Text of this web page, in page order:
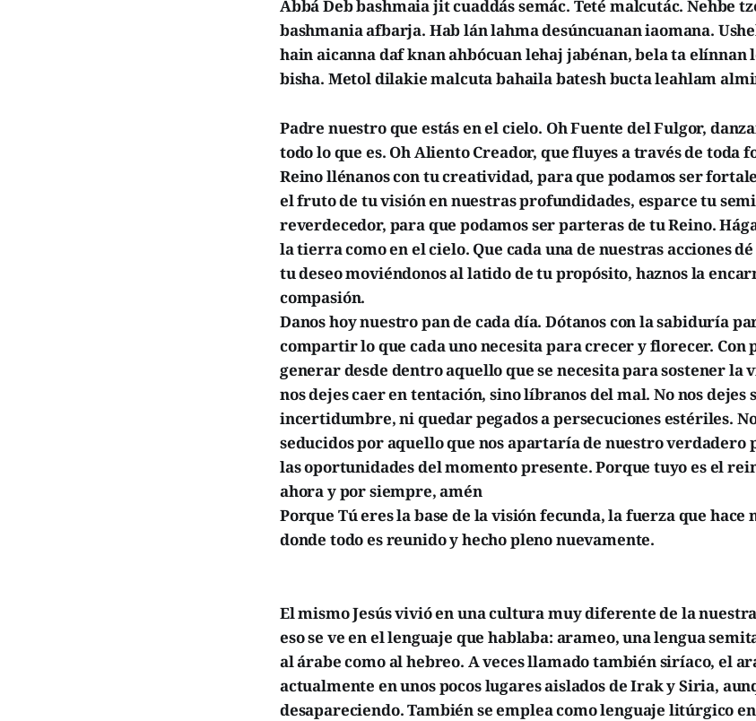
Abbá Deb bashmaia jit cuaddás semác. Teté malcutác. Nehbe
bashmania afbarja. Hab lán lahma desúncuanan iaomana.
hain aicanna daf knan ahbócuan lehaj jabénan, bela ta elínnan
bisha. Metol dilakie malcuta bahaila batesh bucta leahlam
Padre nuestro que estás en el cielo. Oh Fuente del Fulgor,
todo lo que es. Oh Aliento Creador, que fluyes a través de toda
Reino llénanos con tu creatividad, para que podamos ser
el fruto de tu visión en nuestras profundidades, esparce tu
reverdecedor, para que podamos ser parteras de tu Reino.
la tierra como en el cielo. Que cada una de nuestras acciones
tu deseo moviéndonos al latido de tu propósito, haznos la
compasión.
Danos hoy nuestro pan de cada día. Dótanos con la sabiduría
compartir lo que cada uno necesita para crecer y florecer. Con
generar desde dentro aquello que se necesita para sostener la
nos dejes caer en tentación, sino líbranos del mal. No nos dejes
incertidumbre, ni quedar pegados a persecuciones estériles.
seducidos por aquello que nos apartaría de nuestro verdadero
las oportunidades del momento presente. Porque tuyo es el
ahora y por siempre, amén
Porque Tú eres la base de la visión fecunda, la fuerza que hace
donde todo es reunido y hecho pleno nuevamente.
El mismo Jesús vivió en una cultura muy diferente de la
eso se ve en el lenguaje que hablaba: arameo, una lengua
al árabe como al hebreo. A veces llamado también siríaco, el
actualmente en unos pocos lugares aislados de Irak y Siria,
desapareciendo. También se emplea como lenguaje litúrgico